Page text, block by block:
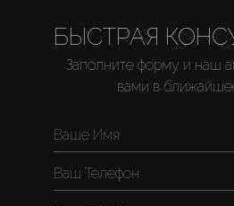
Аренда
БЫСТРАЯ
Заполните форму и наш
вами в